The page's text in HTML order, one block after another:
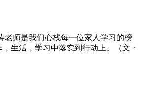
老师是我们心栈每一位家人学习的榜
生活，学习中落实到行动上。（文：